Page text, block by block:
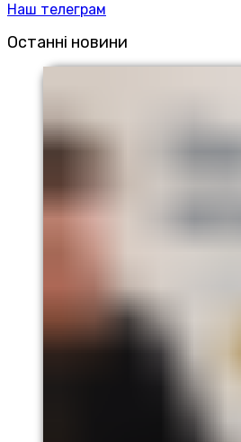
Наш телеграм
Останні новини